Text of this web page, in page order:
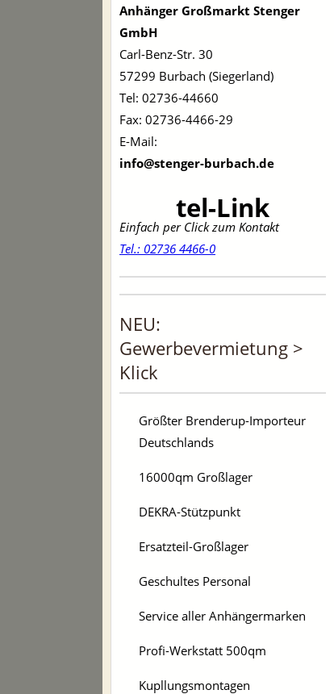
Anhänger Großmarkt Stenger
GmbH
Carl-Benz-Str. 30
57299 Burbach (Siegerland)
Tel: 02736-44660
Fax: 02736-4466-29
E-Mail:
info@stenger-burbach.de
tel-Link
Einfach per Click zum Kontakt
Tel.: 02736 4466-0
NEU:
Gewerbevermietung >
Klick
Größter Brenderup-Importeur
Deutschlands
16000qm Großlager
DEKRA-Stützpunkt
Ersatzteil-Großlager
Geschultes Personal
Service aller Anhängermarken
Profi-Werkstatt 500qm
Kupllungsmontagen